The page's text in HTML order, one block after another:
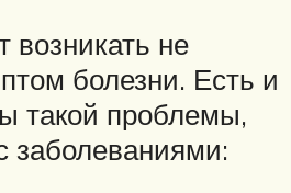
возникать не
болезни. Есть и
такой проблемы,
заболеваниями: